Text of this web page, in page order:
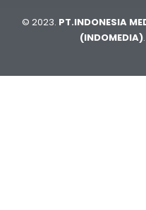
© 2023. PT.INDONESIA
(INDOMEDIA)